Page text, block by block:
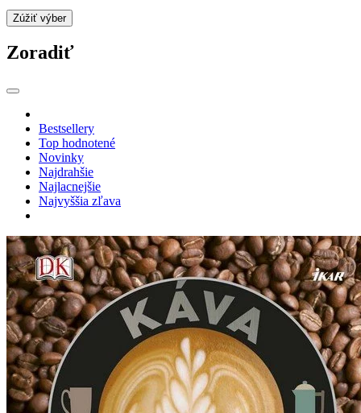
Zúžiť výber
Zoradiť
Bestsellery
Top hodnotené
Novinky
Najdrahšie
Najlacnejšie
Najvyššia zľava